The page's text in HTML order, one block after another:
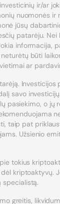
ir/ar
nuomonės
jūsų
patarėju. Nei
būti
ar
Investicijos
savo
pasiekimo, o
taip pat
Užsienio
tokius
kriptoaktyvų.
specialistą.
greitis,